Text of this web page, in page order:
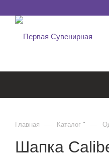
Главная — Каталог —
Шапка